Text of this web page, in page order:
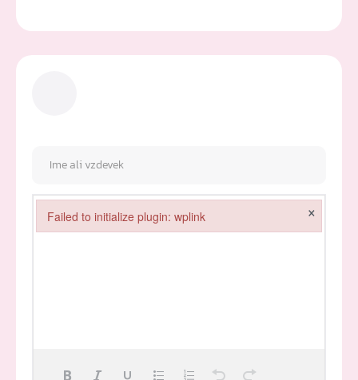
Failed to initialize plugin: wplink ×
Failed to initialize plugin: wplink